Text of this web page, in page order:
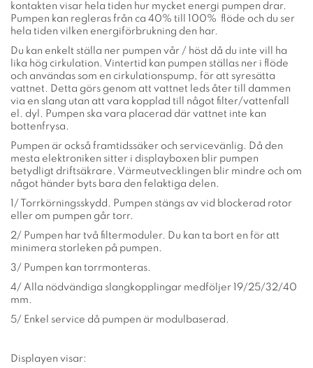
kontakten visar hela tiden hur mycket energi pumpen drar.
Pumpen kan regleras från ca 40% till 100% flöde och du ser
hela tiden vilken energiförbrukning den har.
Du kan enkelt ställa ner pumpen vår / höst då du inte vill ha
lika hög cirkulation. Vintertid kan pumpen ställas ner i flöde
och användas som en cirkulationspump, för att syresätta
vattnet. Detta görs genom att vattnet leds åter till dammen
via en slang utan att vara kopplad till något filter/vattenfall
el. dyl. Pumpen ska vara placerad där vattnet inte kan
bottenfrysa.
Pumpen är också framtidssäker och servicevänlig. Då den
mesta elektroniken sitter i displayboxen blir pumpen
betydligt driftsäkrare. Värmeutvecklingen blir mindre och om
något händer byts bara den felaktiga delen.
1/ Torrkörningsskydd. Pumpen stängs av vid blockerad rotor
eller om pumpen går torr.
2/ Pumpen har två filtermoduler. Du kan ta bort en för att
minimera storleken på pumpen.
3/ Pumpen kan torrmonteras.
4/ Alla nödvändiga slangkopplingar medföljer 19/25/32/40
mm.
5/ Enkel service då pumpen är modulbaserad.
Displayen visar: